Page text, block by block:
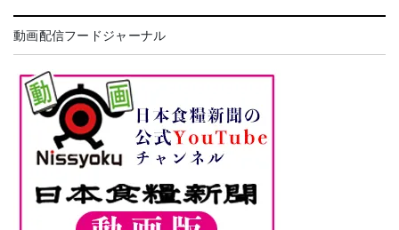
動画配信フードジャーナル